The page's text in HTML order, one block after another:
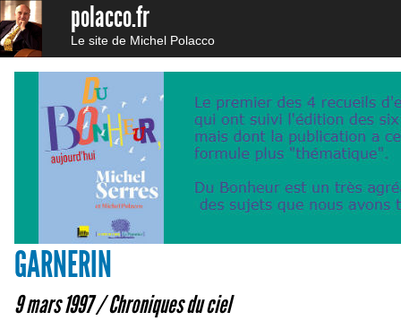
polacco.fr
Le site de Michel Polacco
GARNERIN
9 mars 1997 /Chroniques du ciel